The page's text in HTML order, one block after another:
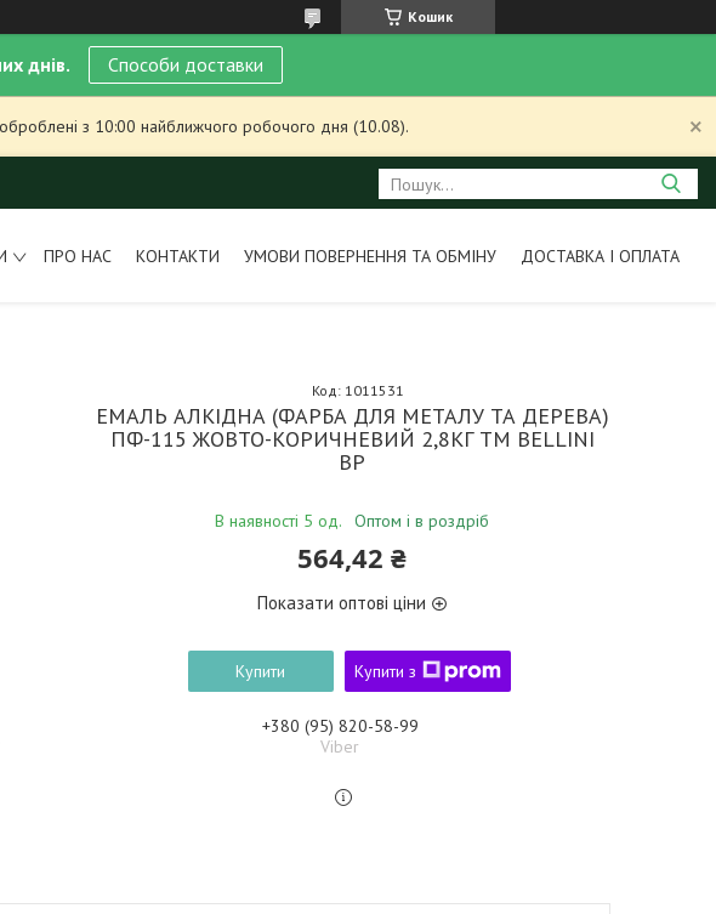
Кошик
днів. Способи доставки
з 10:00 найближчого робочого дня (10.08).
ПРО НАС КОНТАКТИ УМОВИ ПОВЕРНЕННЯ ТА ОБМІНУ ДОСТАВКА І ОПЛАТА
ЕМАЛЬ АЛКІДНА (ФАРБА ДЛЯ МЕТАЛУ ТА ДЕРЕВА)
ПФ-115 ЖОВТО-КОРИЧНЕВИЙ 2,8КГ ТМ BELLINI
BP
В наявності 5 од. Оптом і в роздріб
Код: 1011531
564,42 ₴
Показати оптові ціни
Купити Купити з
+380 (95) 820-58-99
Viber